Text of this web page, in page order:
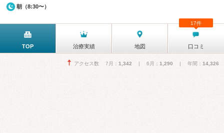
朝（8:30〜）
TOP 治療実績 地図 口コミ
17件
アクセス数 7月： 1,342 | 6月： 1,290 | 年間： 14,326